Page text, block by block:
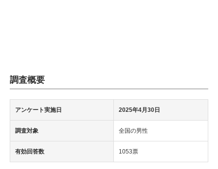
調査概要
アンケート実施日 2025年4月30日
調査対象 全国の男性
有効回答数 1053票